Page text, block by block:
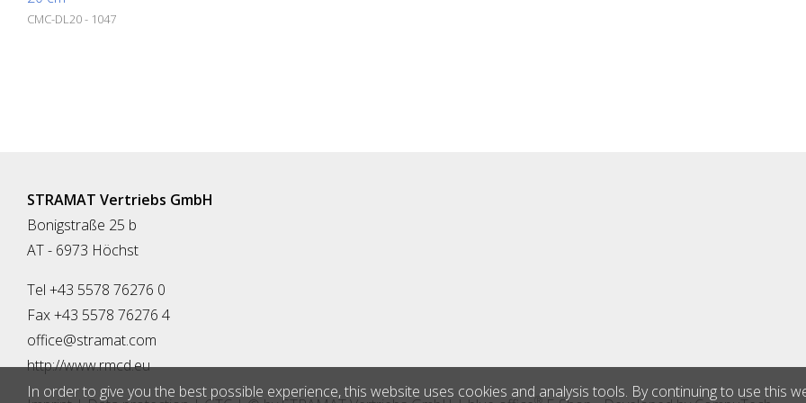
CMC-DL20 - 1047
STRAMAT Vertriebs GmbH
Bonigstraße 25 b
AT - 6973 Höchst
Tel +43 5578 76276 0
Fax +43 5578 76276 4
office@stramat.com
http://www.rmcd.eu
In order to give you the best possible experience, this website uses cookies and analysis tools. By continuing to use this